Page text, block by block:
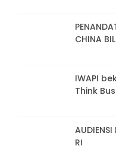
CHINA
IWAPI
Think
AUDIENSI
RI